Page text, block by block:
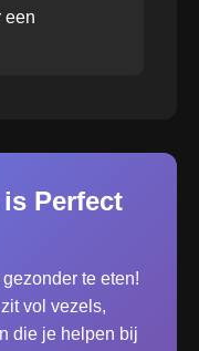
een
Perfect
te eten!
vol vezels,
die je helpen bij